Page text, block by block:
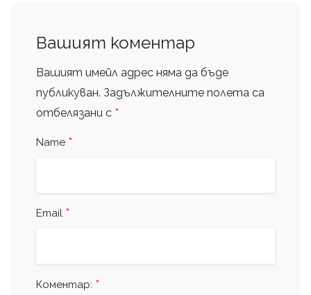
Вашият коментар
Вашият имейл адрес няма да бъде
публикуван. Задължителните полета са
отбелязани с *
Name *
Email *
Коментар: *